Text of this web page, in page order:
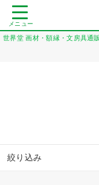
メニュー
世界堂 画材・額縁・文房具通販
絞り込み